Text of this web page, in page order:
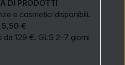
Twisted.
Mask
e mossi, ai quali dona idratazione,
definito.
DI PRODOTTI
e cosmetici disponibili.
5,50 €
da 129 €. GLS 2–7 giorni